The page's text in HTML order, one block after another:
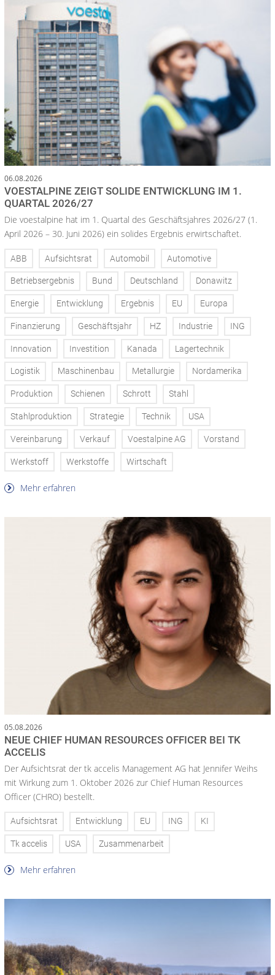
06.08.2026
VOESTALPINE ZEIGT SOLIDE ENTWICKLUNG IM 1.
QUARTAL 2026/27
Die voestalpine hat im 1. Quartal des Geschäftsjahres 2026/27 (1.
April 2026 – 30. Juni 2026) ein solides Ergebnis erwirtschaftet.
ABB Aufsichtsrat Automobil Automotive
Betriebsergebnis Bund Deutschland Donawitz
Energie Entwicklung Ergebnis EU Europa
Finanzierung Geschäftsjahr HZ Industrie ING
Innovation Investition Kanada Lagertechnik
Logistik Maschinenbau Metallurgie Nordamerika
Produktion Schienen Schrott Stahl
Stahlproduktion Strategie Technik USA
Vereinbarung Verkauf Voestalpine AG Vorstand
Werkstoff Werkstoffe Wirtschaft
Mehr erfahren
05.08.2026
NEUE CHIEF HUMAN RESOURCES OFFICER BEI TK
ACCELIS
Der Aufsichtsrat der tk accelis Management AG hat Jennifer Weihs
mit Wirkung zum 1. Oktober 2026 zur Chief Human Resources
Officer (CHRO) bestellt.
Aufsichtsrat Entwicklung EU ING KI
Tk accelis USA Zusammenarbeit
Mehr erfahren